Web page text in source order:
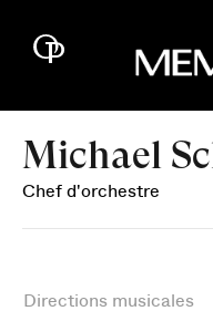
Michael
Chef d'orchestre
Directions musicales